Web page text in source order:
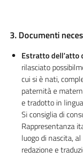
3. Documenti
Estratto dell’atto
rilasciato
cui si è nati,
paternità e
e tradotto in
Si consiglia di
Rappresentanza
luogo di nascita,
redazione e